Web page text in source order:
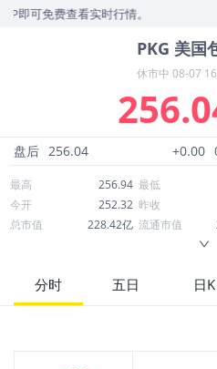
可免费查看实时行情。
PKG 美国
休市中 08-07
盘后 256.04 +0.00
最高 256.94 最低
今开
252.32 昨收
总市值
228.42亿 流通市值
52周最高
258.81
股息
分时 五日 日K